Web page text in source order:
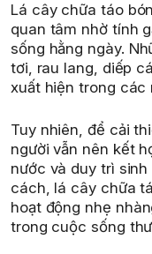
Lá cây chữa táo
quan tâm nhờ tính
sống hằng ngày.
tơi, rau lang, diếp
xuất hiện trong các
Tuy nhiên, để cải
người vẫn nên kết
nước và duy trì
cách, lá cây chữa
hoạt động nhẹ
trong cuộc sống